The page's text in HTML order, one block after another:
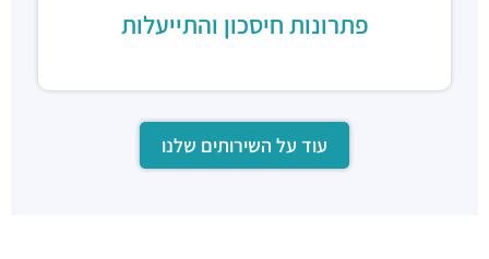
פתרונות חיסכון והתייעלות
עוד על השירותים שלנו